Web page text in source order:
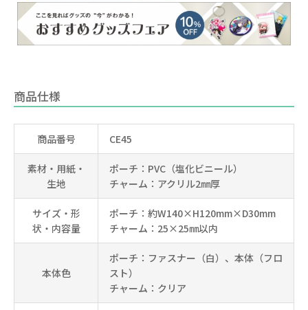
商品仕様
商品番号 CE45
素材・用紙・
生地
ポーチ：PVC（塩化ビニール）
チャーム：アクリル2㎜厚
サイズ・形
状・内容量
ポーチ：約W140×H120mm×D30mm
チャーム：25×25㎜以内
本体色
ポーチ：ファスナー（白）、本体（フロ
スト）
チャーム：クリア